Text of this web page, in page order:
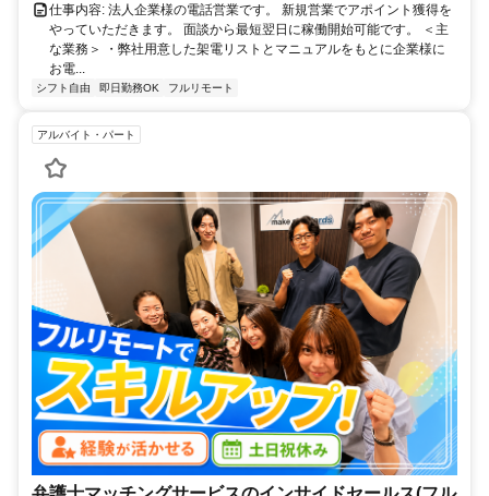
仕事内容: 法人企業様の電話営業です。 新規営業でアポイント獲得を
やっていただきます。 面談から最短翌日に稼働開始可能です。 ＜主
な業務＞ ・弊社用意した架電リストとマニュアルをもとに企業様に
お電...
シフト自由 即日勤務OK フルリモート
アルバイト・パート